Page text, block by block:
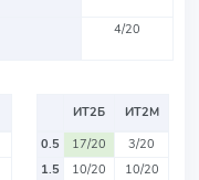
4/20
ИТ2Б
ИТ2М
0.5
17/20
3/20
1.5
10/20
10/20